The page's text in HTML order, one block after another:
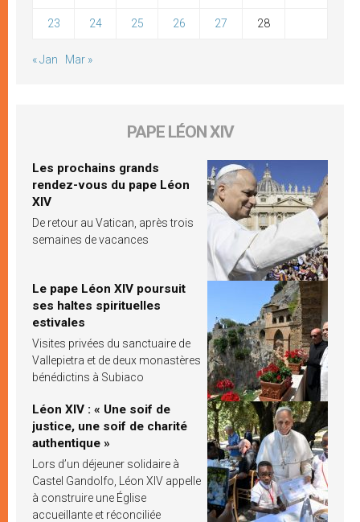
23 24 25 26 27 28
« Jan Mar »
PAPE LÉON XIV
Les prochains grands
rendez-vous du pape Léon
XIV
De retour au Vatican, après trois
semaines de vacances
Le pape Léon XIV poursuit
ses haltes spirituelles
estivales
Visites privées du sanctuaire de
Vallepietra et de deux monastères
bénédictins à Subiaco
Léon XIV : « Une soif de
justice, une soif de charité
authentique »
Lors d’un déjeuner solidaire à
Castel Gandolfo, Léon XIV appelle
à construire une Église
accueillante et réconciliée